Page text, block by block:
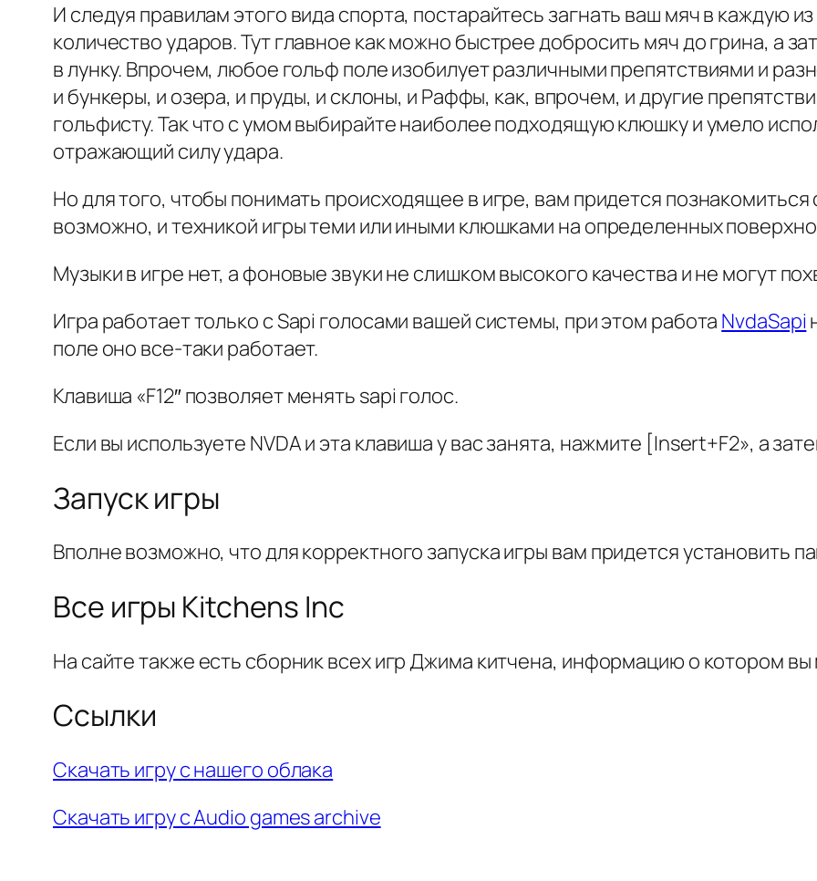
И следуя правилам этого вида спорта, постарайтесь загнать ваш мяч в каждую
количество ударов. Тут главное как можно быстрее добросить мяч до грина, а
в лунку. Впрочем, любое гольф поле изобилует различными препятствиями и
и бункеры, и озера, и пруды, и склоны, и Раффы, как, впрочем, и другие
гольфисту. Так что с умом выбирайте наиболее подходящую клюшку и умело
отражающий силу удара.
Но для того, чтобы понимать происходящее в игре, вам придется
возможно, и техникой игры теми или иными клюшками на определенных
Музыки в игре нет, а фоновые звуки не слишком высокого качества и не могут
Игра работает только с Sapi голосами вашей системы, при этом работа NvdaSapi
поле оно все-таки работает.
Клавиша «F12″ позволяет менять sapi голос.
Если вы используете NVDA и эта клавиша у вас занята, нажмите [Insert+F2», а
Запуск игры
Вполне возможно, что для корректного запуска игры вам придется установить
Все игры Kitchens Inc
На сайте также есть сборник всех игр Джима китчена, информацию о котором
Ссылки
Скачать игру с нашего облака
Скачать игру с Audio games archive